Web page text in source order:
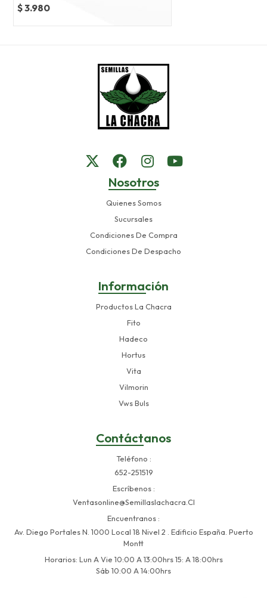
$ 3.980
Nosotros
Quienes Somos
Sucursales
Condiciones De Compra
Condiciones De Despacho
Información
Productos La Chacra
Fito
Hadeco
Hortus
Vita
Vilmorin
Vws Buls
Contáctanos
Teléfono
652-251519
Escríbenos
Ventasonline@semillaslachacra.cl
Encuentranos
Av. Diego Portales N. 1000 Local 18 Nivel 2 . Edificio España. Puerto
Montt
Horarios: Lun A Vie 10:00 A 13:00hrs 15: A 18:00hrs
Sáb 10:00 A 14:00hrs